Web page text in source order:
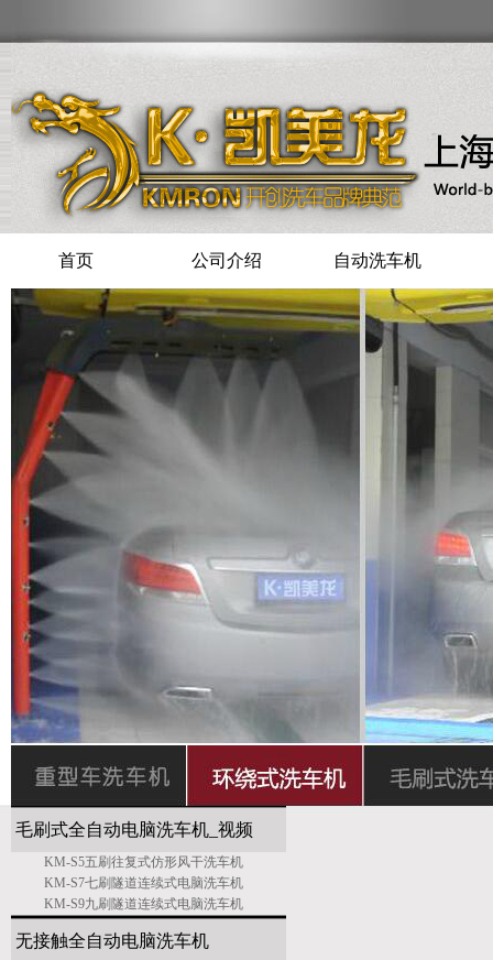
首页 公司介绍 自动洗车机
毛刷式全自动电脑洗车机_ 视频
KM-S5五刷往复式仿形风干洗车机
KM-S7七刷隧道连续式电脑洗车机
KM-S9九刷隧道连续式电脑洗车机
无接触全自动电脑洗车机